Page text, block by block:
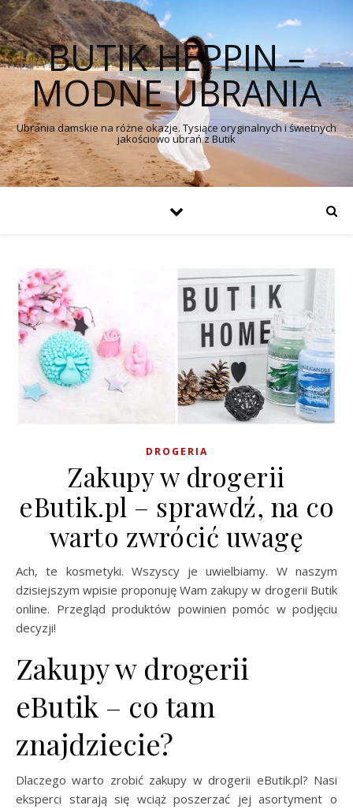
BUTIK HEPPIN –
MODNE UBRANIA
Ubrania damskie na różne okazje. Tysiące oryginalnych i świetnych
jakościowo ubrań z Butik
DROGERIA
Zakupy w drogerii
eButik.pl – sprawdź, na co
warto zwrócić uwagę
Ach, te kosmetyki. Wszyscy je uwielbiamy. W naszym
dzisiejszym wpisie proponuję Wam zakupy w drogerii Butik
online. Przegląd produktów powinien pomóc w podjęciu
decyzji!
Zakupy w drogerii
eButik – co tam
znajdziecie?
Dlaczego warto zrobić zakupy w drogerii eButik.pl? Nasi
eksperci starają się wciąż poszerzać jej asortyment o